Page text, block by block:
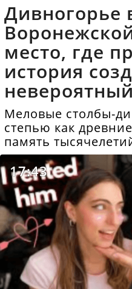
Дивногорье
место, где
история
Меловые столбы-
степью как
память
17:43